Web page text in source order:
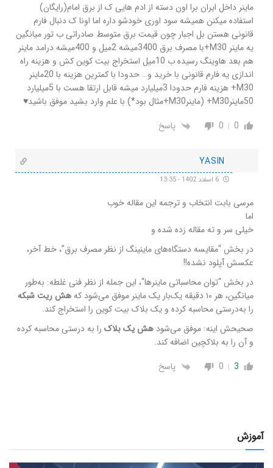
ماینر داخل ایران برا اون دسته از ادم هایی ک از برق امام(رایگان)
استفاده میکنن همیشه سود اوری خودشو داره اما اونا ک دنبال فارم
قانونی هستن بل اجبار چون قیمت برق متوسط صادراتی ب تور میانگین
یه ماینر M30+با مصرف برق 3400میشه 2میل و 400میشه درامد ماینر
هم بعد هاوینگ رسیده ب 10میل استخراج بیت کوین کش و هزینه راه
اندازی یه فارم قانونی با خرید و… حدودا با کمترین هزینه با 20ماینر
M30+ هزینه فارم حدودا 3میلیارد میشه قابل ارتقا هست با 5میلیارد
50ماینرM30+ (ماینرM30+مثال بود*) با علم وارد بشید موفق باشید♥️
0
0 پاسخ
YASIN
مرسی بابت انتخاب و ترجمه این مقاله خوب
اما
خیلی سر و ته مقاله زده شده و
در بخش “مقایسه دستگاه‌های ماینینگ از نظر مصرف برق”، خط آخر،
عکسش آپلود نشده!!
در بخش “توان محاسباتی ماینرها“، این جمله از نظر فنی غلطه: به‌طور
میانگین، هر ۱۰ دقیقه یک‌بار یک ماینر موفق می‌شود که
هش ریت شبکه
را به‌درستی محاسبه کرده و یک بلاک بیت کوین را استخراج کند.
صحیحش اینه: موفق می‌شود هش یک بلاک را به درستی محاسبه کرده
و آن را به بلاکچین اضافه کند.
3
0 پاسخ
آموزش